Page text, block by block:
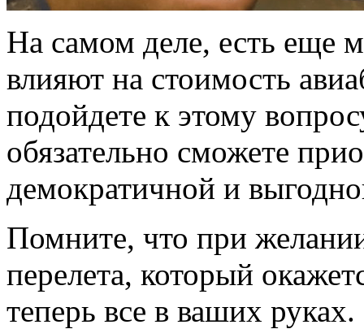
На самом деле, есть еще
влияют на стоимость
подойдете к этому
обязательно сможете
демократичной и
Помните, что при
перелета, который
теперь все в ваших руках.